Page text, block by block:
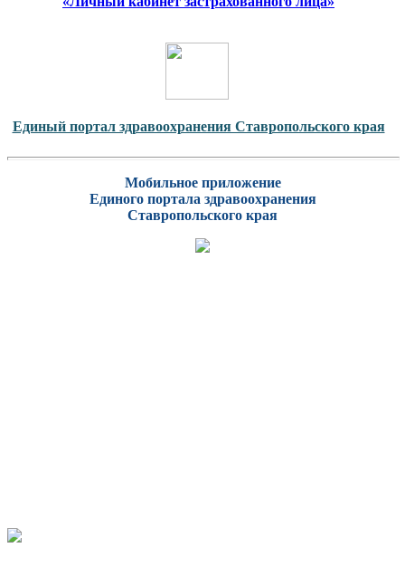
Единый портал здравоохранения Ставропольского края
Мобильное приложение
Единого портала здравоохранения
Ставропольского края